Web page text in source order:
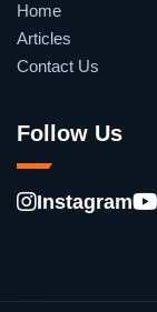
Home
Articles
Contact Us
Follow Us
Instagram